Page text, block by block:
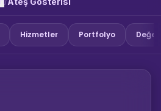
Hizmetler Portfolyo